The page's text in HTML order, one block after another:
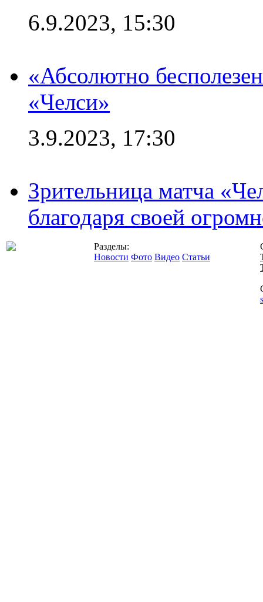
6.9.2023, 15:30
«Абсолютно
«Челси»
3.9.2023, 17:30
Зрительница матча
благодаря своей
Разделы:
Новости Фото Видео Статьи